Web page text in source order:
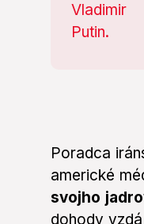
Poradca
americké
svojho
dohody